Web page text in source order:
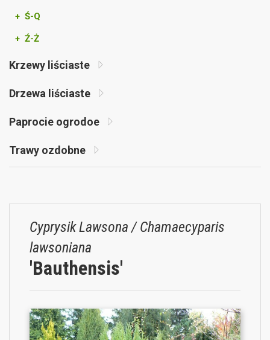
+ Ś-Q
+ Ź-Ż
Krzewy liściaste
Drzewa liściaste
Paprocie ogrodoe
Trawy ozdobne
Cyprysik Lawsona / Chamaecyparis
lawsoniana
'Bauthensis'